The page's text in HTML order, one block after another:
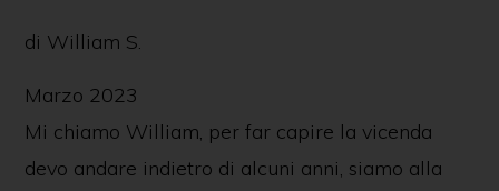
giuridico.
di William S.
Marzo 2023
Mi chiamo William, per far capire la vicenda
devo andare indietro di alcuni anni, siamo alla